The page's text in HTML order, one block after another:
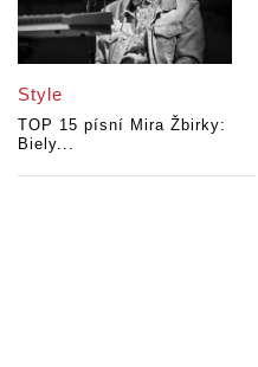
Style
TOP 15 písní Mira Žbirky:
Biely...